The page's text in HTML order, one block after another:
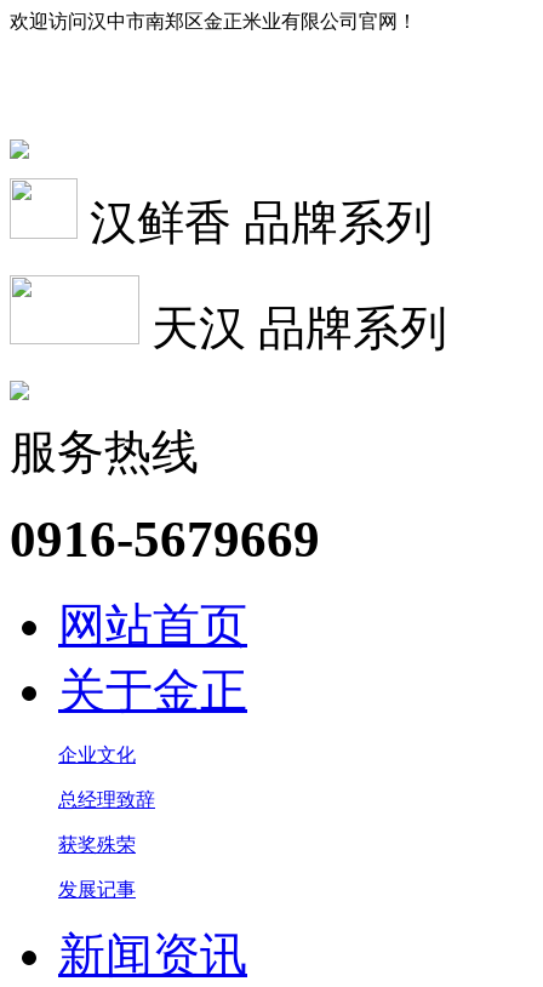
欢迎访问汉中市南郑区金正米业有限公司官网！
汉鲜香 品牌系列
天汉 品牌系列
服务热线
0916-5679669
网站首页
关于金正
企业文化
总经理致辞
获奖殊荣
发展记事
新闻资讯